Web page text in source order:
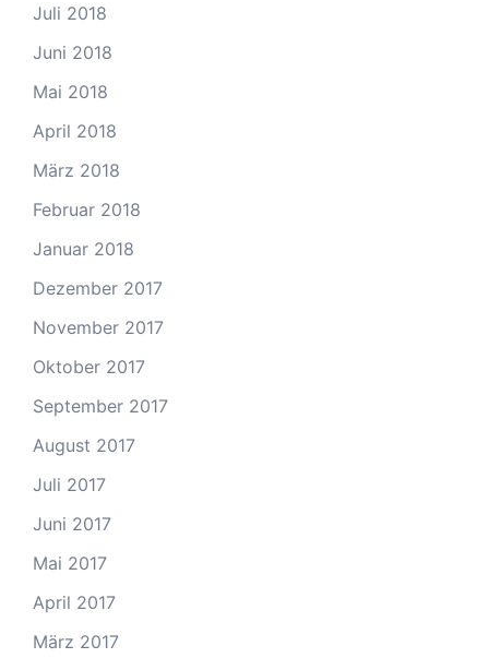
Juli 2018
Juni 2018
Mai 2018
April 2018
März 2018
Februar 2018
Januar 2018
Dezember 2017
November 2017
Oktober 2017
September 2017
August 2017
Juli 2017
Juni 2017
Mai 2017
April 2017
März 2017